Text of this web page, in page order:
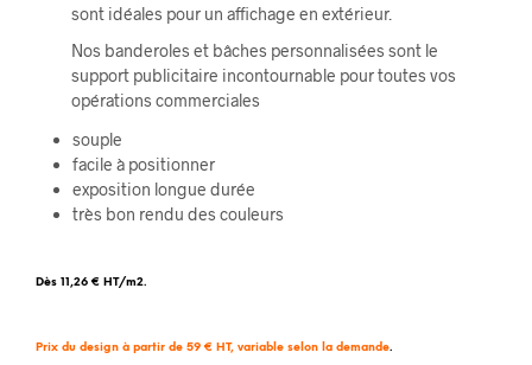
sont idéales pour un affichage en extérieur.
Nos banderoles et bâches personnalisées sont le
support publicitaire incontournable pour toutes vos
opérations commerciales
souple
facile à positionner
exposition longue durée
très bon rendu des couleurs
Dès 11,26 € HT/m2.
Prix du design à partir de 59 € HT, variable selon la demande.